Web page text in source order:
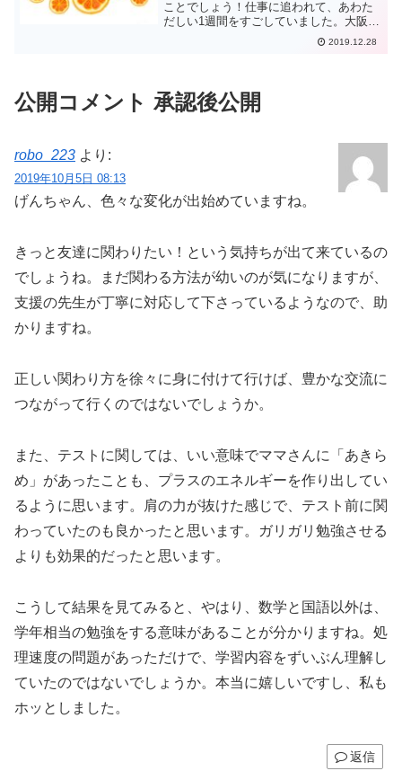
ことでしょう！仕事に追われて、あわた
だしい1週間をすごしていました。大阪に
出張もしていました。すっかりご無沙汰
です。げんちゃんは、その間、Ｓ先生と
2019.12.28
公開コメント 承認後公開
robo_223 より:
2019年10月5日 08:13
げんちゃん、色々な変化が出始めていますね。
きっと友達に関わりたい！という気持ちが出て来ているの
でしょうね。まだ関わる方法が幼いのが気になりますが、
支援の先生が丁寧に対応して下さっているようなので、助
かりますね。
正しい関わり方を徐々に身に付けて行けば、豊かな交流に
つながって行くのではないでしょうか。
また、テストに関しては、いい意味でママさんに「あきら
め」があったことも、プラスのエネルギーを作り出してい
るように思います。肩の力が抜けた感じで、テスト前に関
わっていたのも良かったと思います。ガリガリ勉強させる
よりも効果的だったと思います。
こうして結果を見てみると、やはり、数学と国語以外は、
学年相当の勉強をする意味があることが分かりますね。処
理速度の問題があっただけで、学習内容をずいぶん理解し
ていたのではないでしょうか。本当に嬉しいですし、私も
ホッとしました。
返信